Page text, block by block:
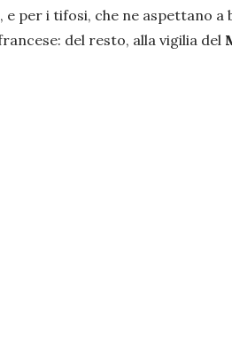
e per i tifosi, che ne aspettano
del resto, alla vigilia del